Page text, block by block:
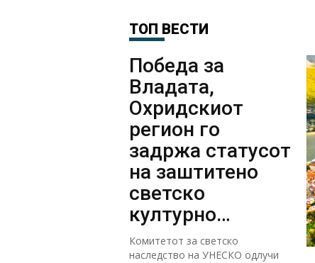
3%
ТОП ВЕСТИ
Победа за
Владата,
Охридскиот
регион го
задржа статусот
на заштитено
светско
културно
наследство
Комитетот за светско
наследство на УНЕСКО одлучи